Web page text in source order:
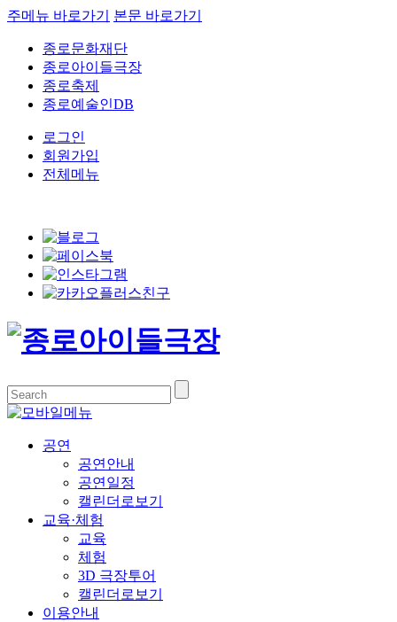
주메뉴 바로가기 본문 바로가기
종로문화재단
종로아이들극장
종로축제
종로예술인DB
로그인
회원가입
전체메뉴
공연
공연안내
공연일정
캘린더로보기
교육·체험
교육
체험
3D 극장투어
캘린더로보기
이용안내